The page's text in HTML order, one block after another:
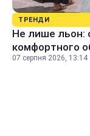
ТРЕНДИ
Не лише льон:
комфортного
07 серпня 2026, 13:14